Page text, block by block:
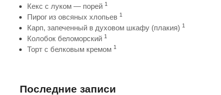
Кекс с луком — порей 1
Пирог из овсяных хлопьев 1
Карп, запеченный в духовом шкафу (плакия) 1
Колобок беломорский 1
Торт с белковым кремом 1
Последние записи